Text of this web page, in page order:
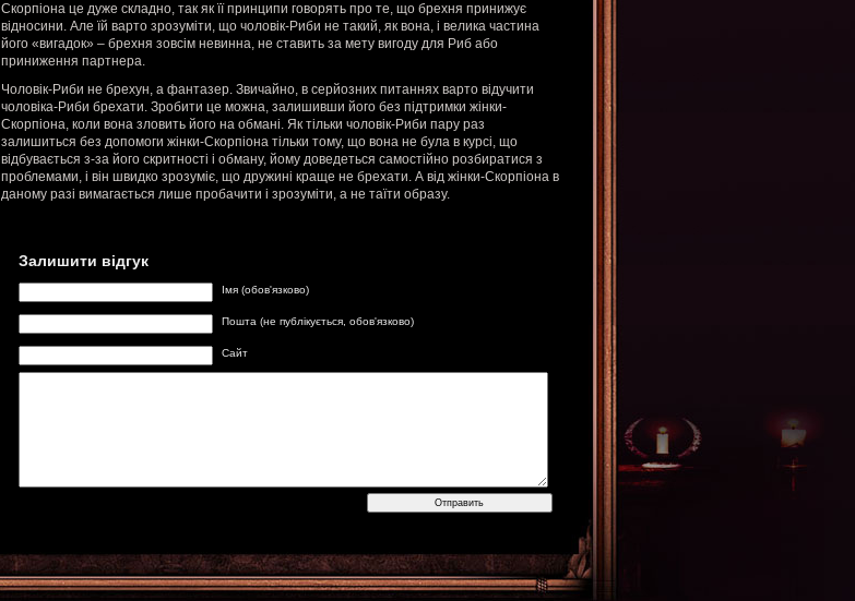
Скорпіона це дуже складно, так як її принципи говорять про те, що брехня принижує
відносини. Але їй варто зрозуміти, що чоловік-Риби не такий, як вона, і велика частина
його «вигадок» – брехня зовсім невинна, не ставить за мету вигоду для Риб або
приниження партнера.
Чоловік-Риби не брехун, а фантазер. Звичайно, в серйозних питаннях варто відучити
чоловіка-Риби брехати. Зробити це можна, залишивши його без підтримки жінки-
Скорпіона, коли вона зловить його на обмані. Як тільки чоловік-Риби пару раз
залишиться без допомоги жінки-Скорпіона тільки тому, що вона не була в курсі, що
відбувається з-за його скритності і обману, йому доведеться самостійно розбиратися з
проблемами, і він швидко зрозуміє, що дружині краще не брехати. А від жінки-Скорпіона в
даному разі вимагається лише пробачити і зрозуміти, а не таїти образу.
Залишити відгук
Імя (обов'язково)
Пошта (не публікується, обов'язково)
Сайт